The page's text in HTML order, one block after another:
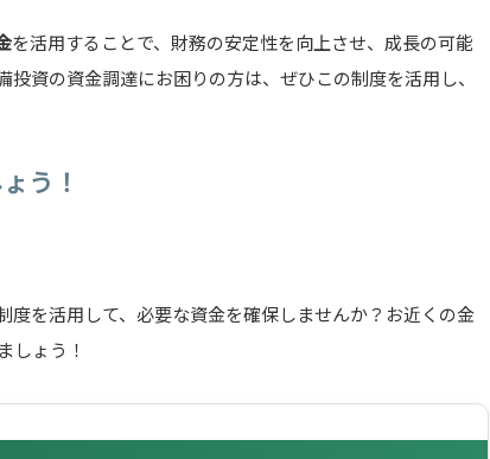
を活用することで、財務の安定性を向上させ、成長の可能
資の資金調達にお困りの方は、ぜひこの制度を活用し、
う！
度を活用して、必要な資金を確保しませんか？お近くの金
しょう！